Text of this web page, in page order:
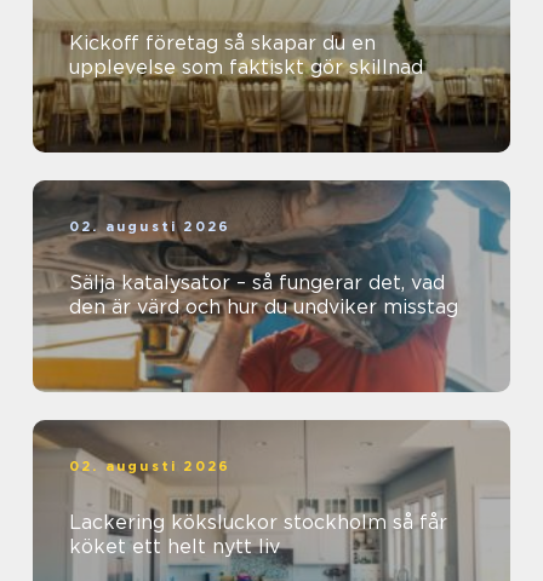
Kickoff företag så skapar du en
upplevelse som faktiskt gör skillnad
02. augusti 2026
Sälja katalysator – så fungerar det, vad
den är värd och hur du undviker misstag
02. augusti 2026
Lackering köksluckor stockholm så får
köket ett helt nytt liv